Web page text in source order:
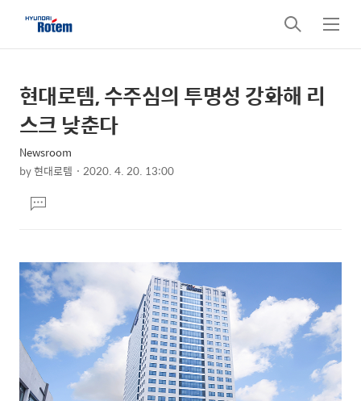
검
색
메
뉴
상
세
컨
텐
본
문
제
목
현대로템, 수주심의 투명성 강화해 리
스크 낮춘다
Newsroom
by현대로템 2020. 4. 20. 13:00
문댓
글